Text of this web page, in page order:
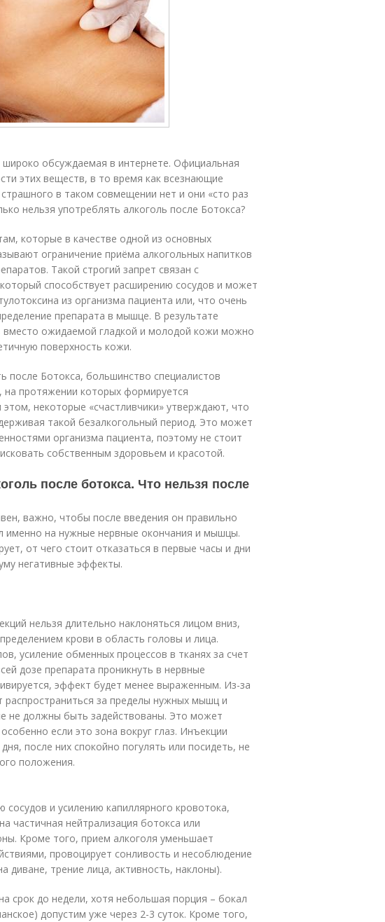
широко обсуж­да­емая в ин­тернете. Официальная
этих веществ, в то время как все­зна­ющие
в таком совмещении нет и они «сто раз
нельзя употреблять ал­коголь после Ботокса?
которые в качестве одной из основных
ограничение приёма алкогольных напитков
Такой строгий запрет связан с
способствует расширению сосудов и может
из организма пациента или, что очень
препарата в мышце. В результате
вместо ожидаемой гладкой и молодой кожи можно
поверхность кожи.
после Ботокса, большинство специалистов
на протяжении которых формируется
некоторые «счастливчики» утверждают, что
такой безалкогольный период. Это может
организма пациента, поэтому не стоит
собственным здоровьем и красотой.
после ботокса. Что нельзя после
важно, чтобы после введения он правильно
именно на нужные нервные окончания и мышцы.
от чего стоит отказаться в первые часы и дни
негативные эффекты.
нельзя длительно наклоняться лицом вниз,
крови в область головы и лица.
усиление обменных процессов в тканях за счет
дозе препарата проникнуть в нервные
эффект будет менее выраженным. Из-за
за пределы нужных мышц и
не должны быть задействованы. Это может
если это зона вокруг глаз. Инъекции
после них спокойно погулять или посидеть, не
положения.
и усилению капиллярного кровотока,
частичная нейтрализация ботокса или
Кроме того, прием алкоголя уменьшает
провоцирует сонливость и несоблюдение
диване, трение лица, активность, наклоны).
срок до недели, хотя небольшая порция – бокал
допустим уже через 2-3 суток. Кроме того,